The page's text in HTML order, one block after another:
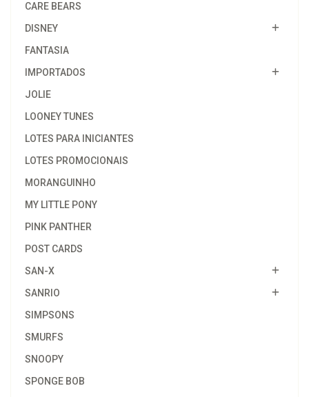
CARE BEARS
DISNEY
FANTASIA
IMPORTADOS
JOLIE
LOONEY TUNES
LOTES PARA INICIANTES
LOTES PROMOCIONAIS
MORANGUINHO
MY LITTLE PONY
PINK PANTHER
POST CARDS
SAN-X
SANRIO
SIMPSONS
SMURFS
SNOOPY
SPONGE BOB